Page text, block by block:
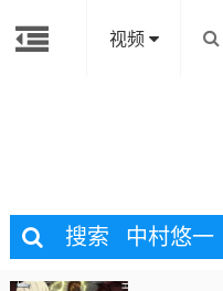
视频
搜索 中村悠一